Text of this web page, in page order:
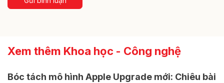
Xem thêm Khoa học - Công nghệ
Bóc tách mô hình Apple Upgrade mới: Chiêu bài